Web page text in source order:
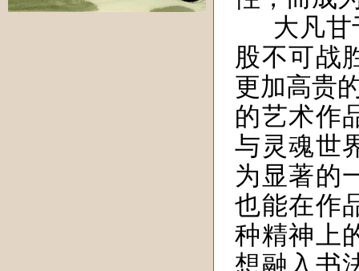
大凡
股不可战
更加高贵
的艺术作
与灵魂世
为显著的
也能在作
种精神上
想融入 书